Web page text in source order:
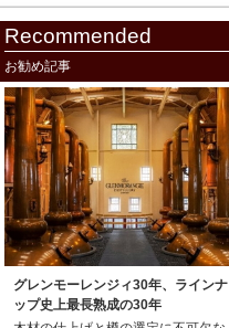
Recommended
お勧め記事
グレンモーレンジィ30年、ラインナ
ップ史上最長熟成の30年